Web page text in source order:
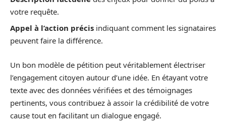
votre requête.
Appel à l’action précis indiquant comment les signataires
peuvent faire la différence.
Un bon modèle de pétition peut véritablement électriser
l’engagement citoyen autour d’une idée. En étayant votre
texte avec des données vérifiées et des témoignages
pertinents, vous contribuez à assoir la crédibilité de votre
cause tout en facilitant un dialogue engagé.